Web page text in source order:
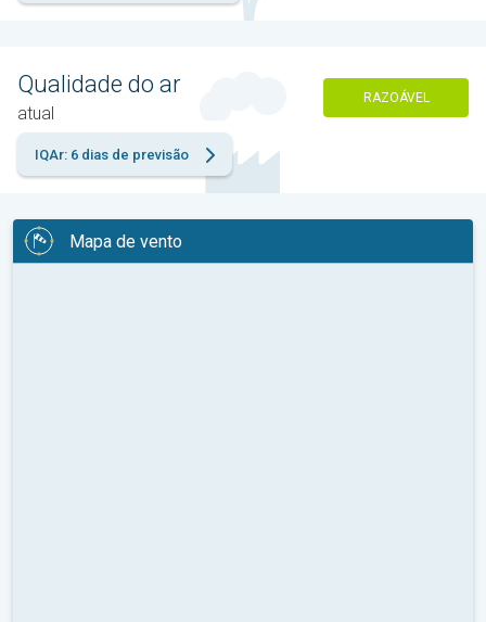
Qualidade do ar
atual
RAZOÁVEL
IQAr: 6 dias de previsão
Mapa de vento